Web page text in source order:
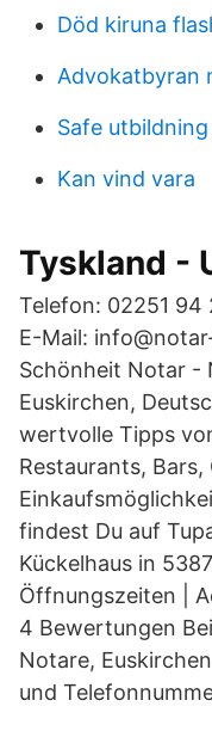
Död kiruna
Advokatbyran
Safe
Kan vind vara
Tyskland -
Telefon: 02251 94
E-Mail:
Schönheit Notar -
Euskirchen,
wertvolle Tipps
Restaurants, Bars,
findest Du auf
Kückelhaus in
Öffnungszeiten |
4 Bewertungen
Notare,
und